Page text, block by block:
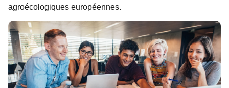
agroécologiques européennes.